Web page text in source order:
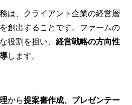
は、クライアント企業の経営層
創出することです。ファームの
役割を担い、 経営戦略の方向性
します。
から提案書作成、プレゼンテー